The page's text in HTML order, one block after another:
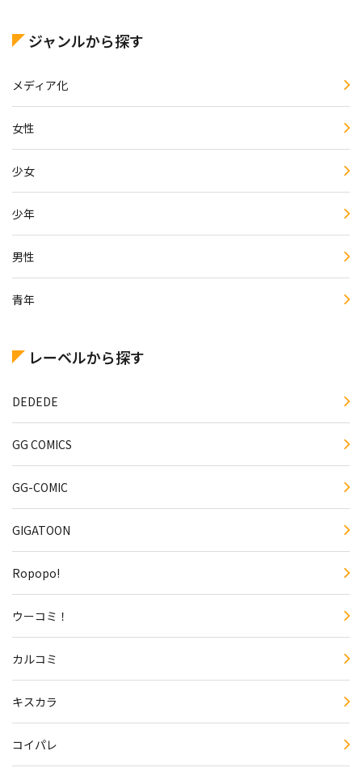
ジャンルから探す
メディア化
女性
少女
少年
男性
青年
レーベルから探す
DEDEDE
GG COMICS
GG-COMIC
GIGATOON
Ropopo!
ウーコミ！
カルコミ
キスカラ
コイパレ